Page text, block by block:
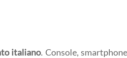
italiano. Console,